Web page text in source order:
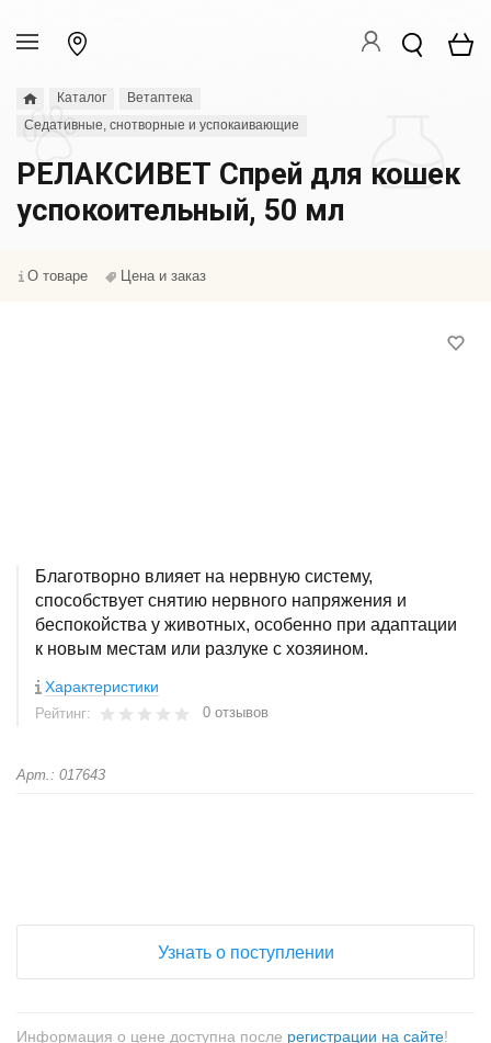
Каталог
Ветаптека
Седативные, снотворные и успокаивающие
РЕЛАКСИВЕТ Спрей для кошек
успокоительный, 50 мл
О товаре Цена и заказ
Благотворно влияет на нервную систему,
способствует снятию нервного напряжения и
беспокойства у животных, особенно при адаптации
к новым местам или разлуке с хозяином.
Характеристики
Рейтинг: 0 отзывов
Арт.: 017643
Узнать о поступлении
Информация о цене доступна после регистрации на сайте!